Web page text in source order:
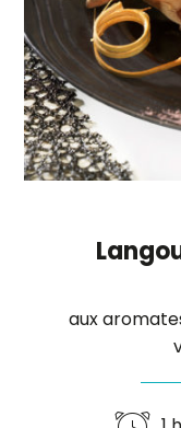
aux